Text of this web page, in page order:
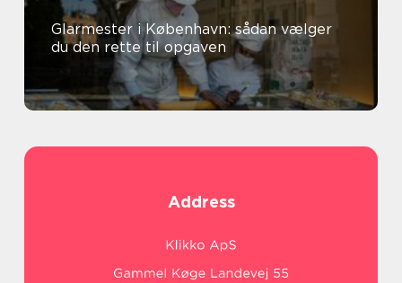
Glarmester i København: sådan vælger
du den rette til opgaven
Address